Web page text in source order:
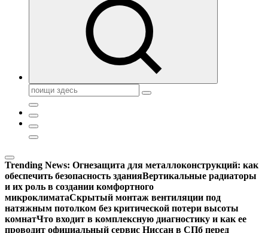
Поиск:
Trending News: Огнезащита для металлоконструкций: как
обеспечить безопасность зданияВертикальные радиаторы
и их роль в создании комфортного
микроклиматаСкрытый монтаж вентиляции под
натяжным потолком без критической потери высоты
комнатЧто входит в комплексную диагностику и как ее
проводит официальный сервис Ниссан в СПб перед